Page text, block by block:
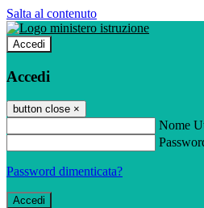
Salta al contenuto
Accedi
Accedi
button close ×
Nome
Password dimenticata?